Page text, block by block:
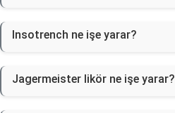
Insotrench ne işe yarar?
Jagermeister likör ne işe yarar?